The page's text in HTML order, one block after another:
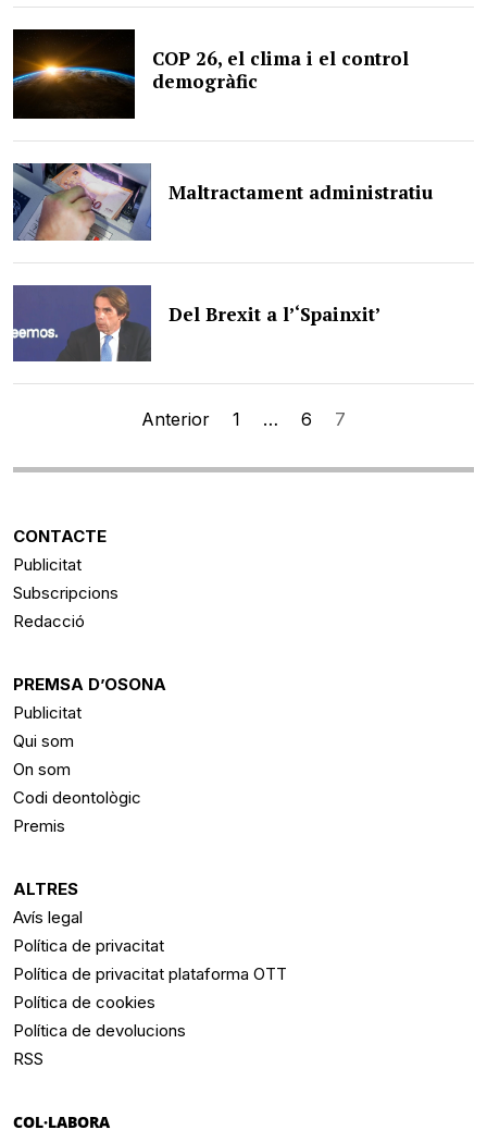
COP 26, el clima i el control
demogràfic
Maltractament administratiu
Del Brexit a l’‘Spainxit’
NavegacióAnterior 1 … 6 7
CONTACTE
Publicitat
Subscripcions
Redacció
PREMSA D’OSONA
Publicitat
Qui som
On som
Codi deontològic
Premis
ALTRES
Avís legal
Política de privacitat
Política de privacitat plataforma OTT
Política de cookies
Política de devolucions
RSS
COL·LABORA